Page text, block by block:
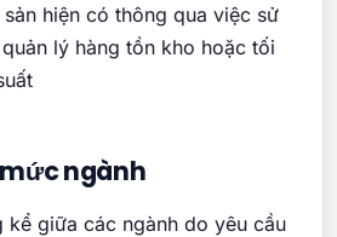
hiện có thông qua việc sử
lý hàng tồn kho hoặc tối
ngành
kể giữa các ngành do yêu cầu